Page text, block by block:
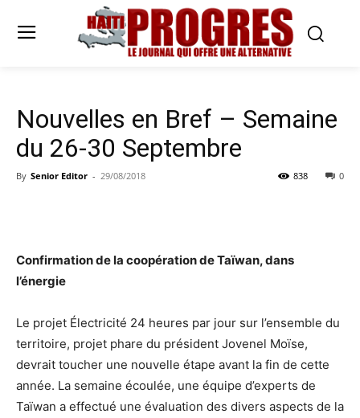
Nouvelles en Bref – Semaine
du 26-30 Septembre
By Senior Editor - 29/08/2018 0
838
Confirmation de la coopération de Taïwan, dans
l’énergie
Le projet Électricité 24 heures par jour sur l’ensemble du
territoire, projet phare du président Jovenel Moïse,
devrait toucher une nouvelle étape avant la fin de cette
année. La semaine écoulée, une équipe d’experts de
Taïwan a effectué une évaluation des divers aspects de la